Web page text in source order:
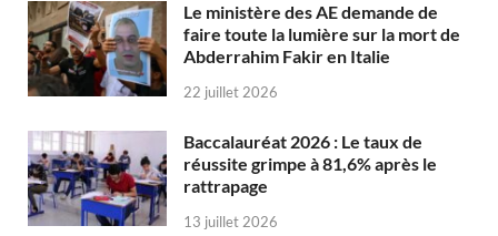
Le ministère des AE demande de
faire toute la lumière sur la mort de
Abderrahim Fakir en Italie
22 juillet 2026
Baccalauréat 2026 : Le taux de
réussite grimpe à 81,6% après le
rattrapage
13 juillet 2026